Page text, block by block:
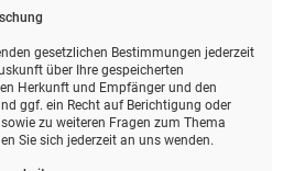
gesetzlichen Bestimmungen jederzeit
über Ihre gespeicherten
Herkunft und Empfänger und den
ggf. ein Recht auf Berichtigung oder
zu weiteren Fragen zum Thema
Sie sich jederzeit an uns wenden.